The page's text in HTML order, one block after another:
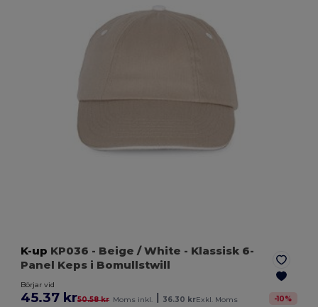
K-up KP036 - Beige / White - Klassisk 6-
Panel Keps i Bomullstwill
Börjar vid
45.37 kr50.58 kr Moms inkl. 36.30 krExkl. Moms -10%